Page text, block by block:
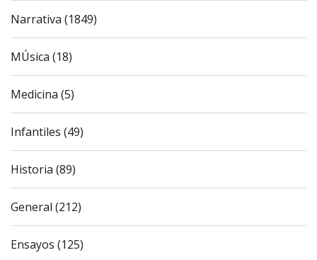
Narrativa (1849)
MÚsica (18)
Medicina (5)
Infantiles (49)
Historia (89)
General (212)
Ensayos (125)